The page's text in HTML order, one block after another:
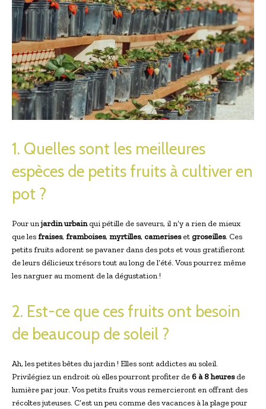
1. Quelles sont les meilleures
espèces de petits fruits à cultiver en
pot ?
Pour unjardin urbainqui pétille de saveurs, il n’y a rien de mieux
que lesfraises, framboises, myrtilles, cameriseset groseilles. Ces
petits fruits adorent se pavaner dans des pots et vous gratifieront
de leurs délicieux trésors tout au long de l’été. Vous pourrez même
les narguer au moment de la dégustation !
2. Est-ce que ces fruits ont besoin
de beaucoup de soleil ?
Ah, les petites bêtes du jardin ! Elles sont addictes au soleil.
Privilégiez un endroit où elles pourront profiter de 6 à 8 heuresde
lumière par jour. Vos petits fruits vous remercieront en offrant des
récoltes juteuses. C’est un peu comme des vacances à la plage pour